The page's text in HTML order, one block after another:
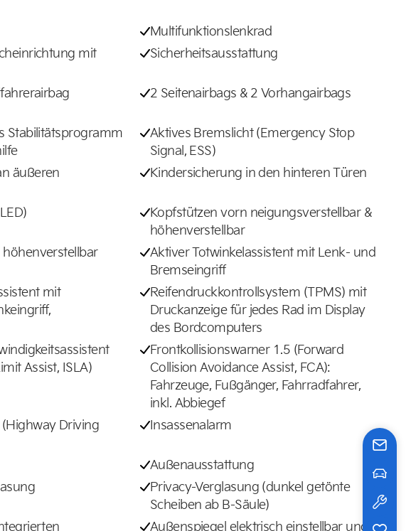
Multifunktionslenkrad
mit
Sicherheitsausstattung
2 Seitenairbags & 2 Vorhangairbags
Stabilitätsprogramm
Aktives Bremslicht (Emergency Stop
Signal, ESS)
äußeren
Kindersicherung in den hinteren Türen
Kopfstützen vorn neigungsverstellbar &
höhenverstellbar
Aktiver Totwinkelassistent mit Lenk- und
Bremseingriff
mit
Reifendruckkontrollsystem (TPMS) mit
Druckanzeige für jedes Rad im Display
des Bordcomputers
Assist, ISLA)
Frontkollisionswarner 1.5 (Forward
Collision Avoidance Assist, FCA):
Fahrzeuge, Fußgänger, Fahrradfahrer,
inkl. Abbiegef
Driving
Insassenalarm
Außenausstattung
Privacy-Verglasung (dunkel getönte
Scheiben ab B-Säule)
Außenspiegel elektrisch einstellbar und